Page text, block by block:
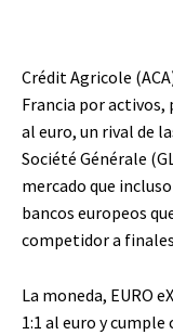
Crédit Agricole
Francia por activos,
al euro, un rival de
Société Générale
mercado que
bancos europeos
competidor a
La moneda, EURO
1:1 al euro y